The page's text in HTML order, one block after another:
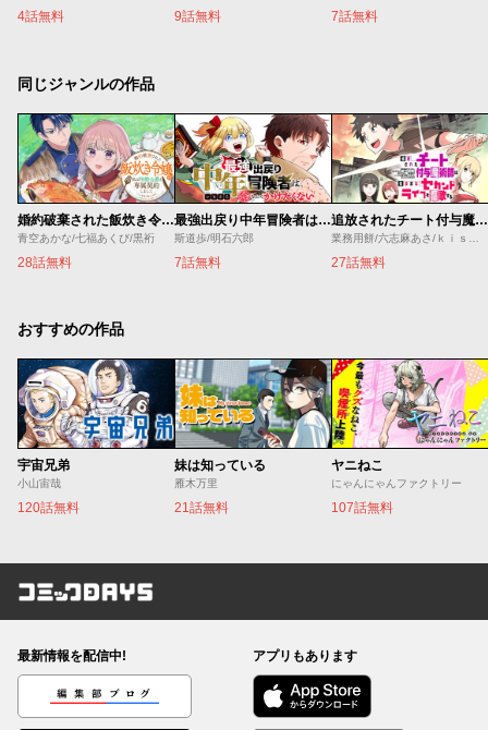
4話無料 9話無料 7話無料
同じジャンルの作品
婚約破棄された飯炊き令嬢の私は冷酷公爵と専属契約しました～ですが胃袋を掴んだ結果、冷たかった公爵様がどんどん優しくなっています～
青空あかな/七福あくび/黒裄
28話無料
最強出戻り中年冒険者は、今さら命なんてかけたくない
斯道歩/明石六郎
7話無料
追放されたチート付与魔術師は気ままなセカンドライフを謳歌する。 ～俺は武器だけじゃなく、あらゆるものに『強化ポイント』を付与できるし、俺の意思でいつでも効果を解除できるけど、残った人たち大丈夫？～
27話無料
おすすめの作品
宇宙兄弟
小山宙哉
120話無料
妹は知っている
雁木万里
21話無料
ヤニねこ
にゃんにゃんファクトリー
107話無料
コミックDAYS
最新情報を配信中!
編集部ブログ
アプリもあります